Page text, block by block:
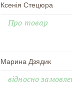
Ксенія Стецюра
Про товар
Марина Дзядик
відносно